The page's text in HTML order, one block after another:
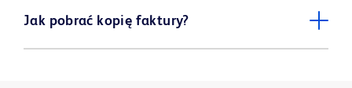
Jak pobrać kopię faktury?